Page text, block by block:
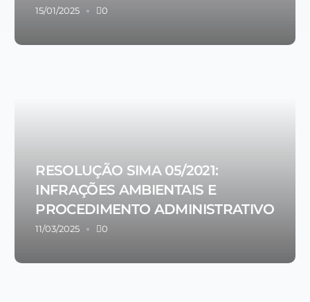
15/01/2025 0
RESOLUÇÃO SIMA 05/2021:
INFRAÇÕES AMBIENTAIS E
PROCEDIMENTO ADMINISTRATIVO
11/03/2025 0